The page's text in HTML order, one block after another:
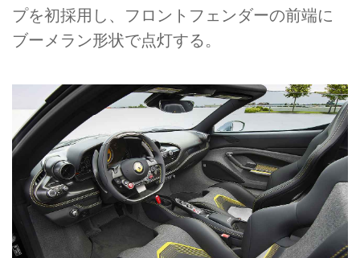
プを初採用し、フロントフェンダーの前端に
ブーメラン形状で点灯する。